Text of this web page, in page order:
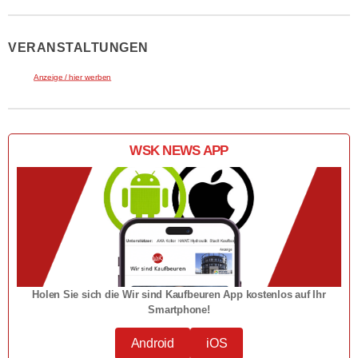
VERANSTALTUNGEN
Anzeige / hier werben
WSK NEWS APP
Holen Sie sich die Wir sind Kaufbeuren App kostenlos auf Ihr
Smartphone!
Android iOS